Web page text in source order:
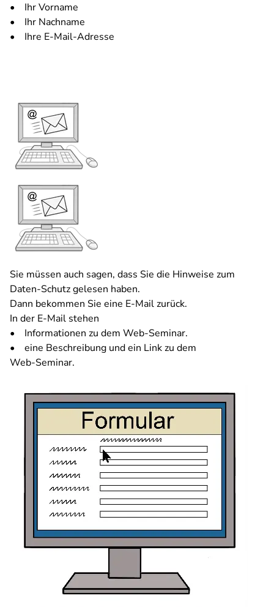
• Ihr Vorname
• Ihr Nachname
• Ihre E-Mail-Adresse
Sie müssen auch sagen, dass Sie die Hinweise zum
Daten-Schutz gelesen haben.
Dann bekommen Sie eine E-Mail zurück.
In der E-Mail stehen
• Informationen zu dem Web-Seminar.
• eine Beschreibung und ein Link zu dem
Web-Seminar.